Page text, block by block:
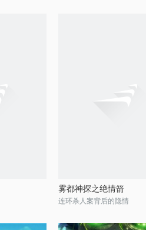
雾都神探之绝情箭
连环杀人案背后的隐情